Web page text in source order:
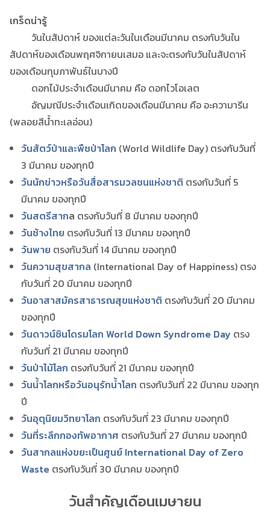
เกร็ดน่ารู้
วันในสัปดาห์ ของแต่ละวันในเดือนมีนาคม ตรงกับวันใน
สัปดาห์ของเดือนพฤศจิกายนเสมอ และจะตรงกับวันในสัปดาห์
ของเดือนกุมภาพันธ์ในบางปี
ดอกไม้ประจำเดือนมีนาคม คือ ดอกไวโอเลต
อัญมณีประจำเดือนเกิดของเดือนมีนาคม คือ อะความารีน
(พลอยสีน้ำทะเลอ่อน)
วันสัตว์ป่าและพืชป่าโลก (World Wildlife Day) ตรงกับวันที่
3 มีนาคม ของทุกปี
วันนักข่าวหรือวันสื่อสารมวลชนแห่งชาติ ตรงกับวันที่ 5
มีนาคม ของทุกปี
วันสตรีสากล ตรงกับวันที่ 8 มีนาคม ของทุกปี
วันช้างไทย ตรงกับวันที่ 13 มีนาคม ของทุกปี
วันพาย ตรงกับวันที่ 14 มีนาคม ของทุกปี
วันความสุขสากล (International Day of Happiness) ตรง
กับวันที่ 20 มีนาคม ของทุกปี
วันอาสาสมัครสาธารณสุขแห่งชาติ ตรงกับวันที่ 20 มีนาคม
ของทุกปี
วันดาวน์ซินโดรมโลก World Down Syndrome Day ตรง
กับวันที่ 21 มีนาคม ของทุกปี
วันป่าไม้โลก ตรงกับวันที่ 21 มีนาคม ของทุกปี
วันน้ำโลกหรือวันอนุรักน้ำโลก ตรงกับวันที่ 22 มีนาคม ของทุก
ปี
วันอุตุนิยมวิทยาโลก ตรงกับวันที่ 23 มีนาคม ของทุกปี
วันที่ระลึกกองทัพอากาศ ตรงกับวันที่ 27 มีนาคม ของทุกปี
วันสากลแห่งขยะเป็นศูนย์ International Day of Zero
Waste ตรงกับวันที่ 30 มีนาคม ของทุกปี
วันสำคัญเดือนเมษายน